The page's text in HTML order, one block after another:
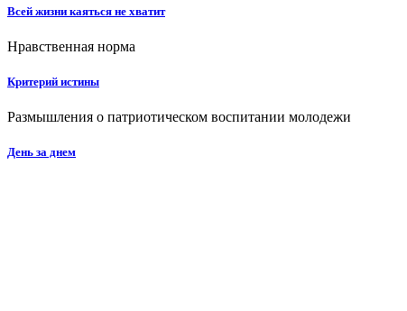
Всей жизни каяться не хватит
Нравственная норма
Критерий истины
Размышления о патриотическом воспитании молодежи
День за днем